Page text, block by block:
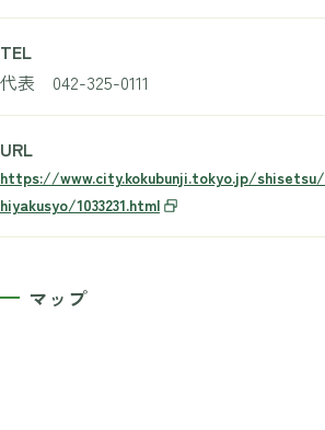
TEL
代表 042-325-0111
URL
https://www.city.kokubunji.tokyo.jp/
hiyakusyo/1033231.html
マップ